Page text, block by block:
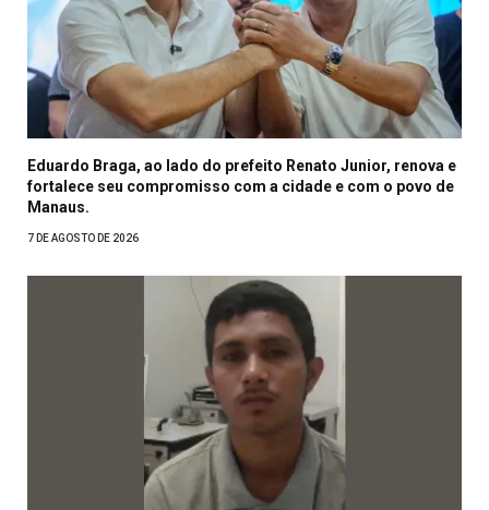
Eduardo Braga, ao lado do prefeito Renato Junior, renova e
fortalece seu compromisso com a cidade e com o povo de
Manaus.
7 DE AGOSTO DE 2026